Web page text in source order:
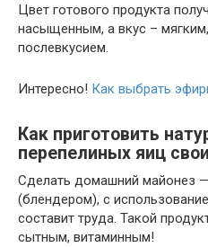
Цвет готового продукта
насыщенным, а вкус –
послевкусием.
Интересно! Как выбрать
Как приготовить
перепелиных яиц
Сделать домашний майонез —
(блендером), с
составит труда. Такой
сытным, витаминным!